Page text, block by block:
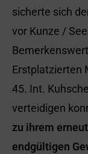
sicherte sich
vor Kunze /
Erstplatzierten
45. Int.
verteidigen
zu ihrem
endgültigen